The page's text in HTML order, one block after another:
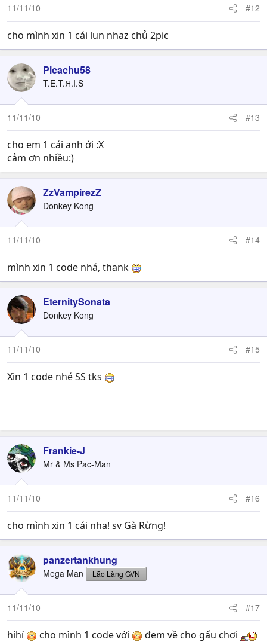
11/11/10 #12
cho mình xin 1 cái lun nhaz chủ 2pic
Picachu58
T.E.T.Я.I.S
11/11/10 #13
cho em 1 cái anh ới :X
cảm ơn nhiều:)
ZzVampirezZ
Donkey Kong
11/11/10 #14
mình xin 1 code nhá, thank
EternitySonata
Donkey Kong
11/11/10 #15
Xin 1 code nhé SS tks
Frankie-J
Mr & Ms Pac-Man
11/11/10 #16
cho mình xin 1 cái nha! sv Gà Rừng!
panzertankhung
Mega Man Lão Làng GVN
11/11/10 #17
híhí cho mình 1 code với đem về cho gấu chơi